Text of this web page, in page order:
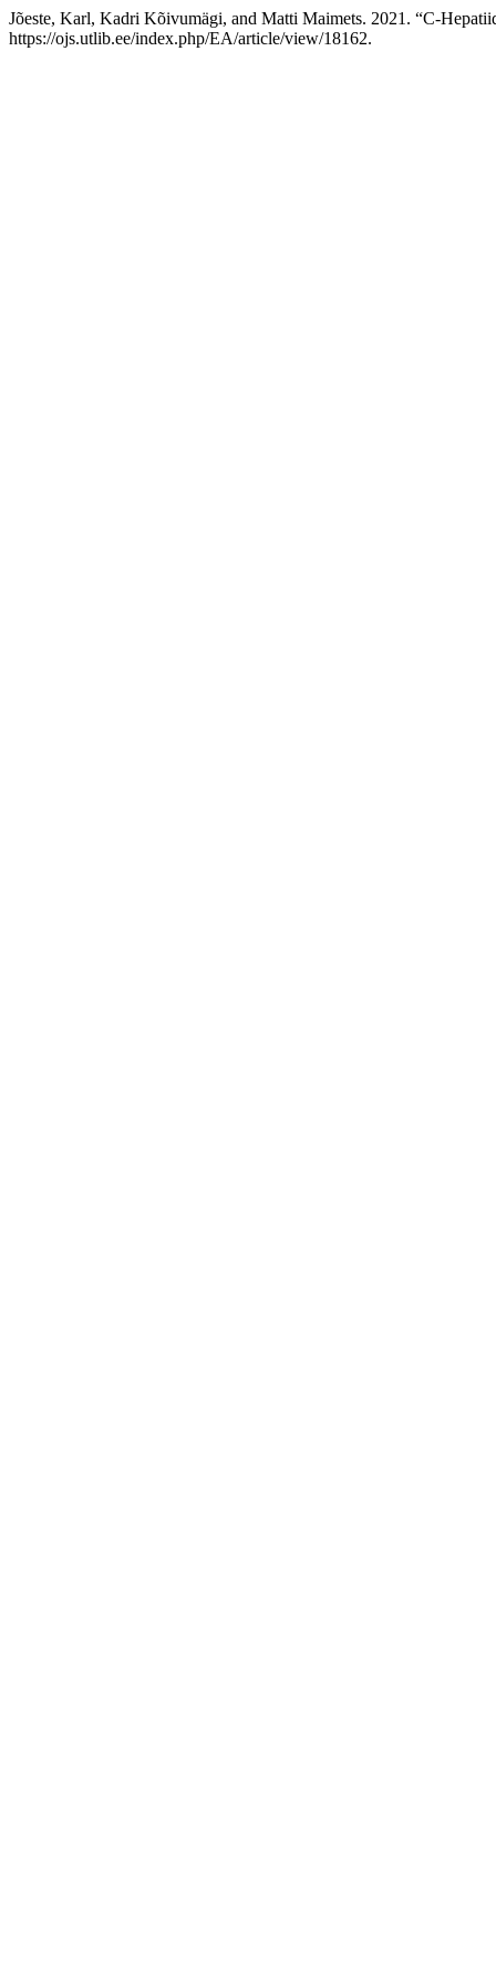
Jõeste, Karl, Kadri Kõivumägi, and Matti Maimets. 2021. “C-
https://ojs.utlib.ee/index.php/EA/article/view/18162.